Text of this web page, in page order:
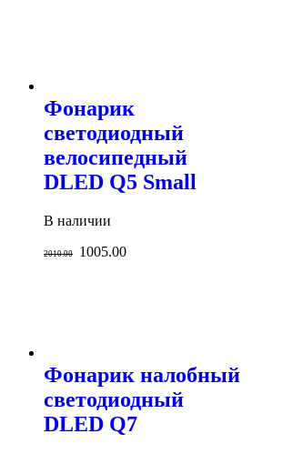
Фонарик
светодиодный
велосипедный
DLED Q5 Small
В наличии
2010.00 1005.00
Фонарик налобный
светодиодный
DLED Q7